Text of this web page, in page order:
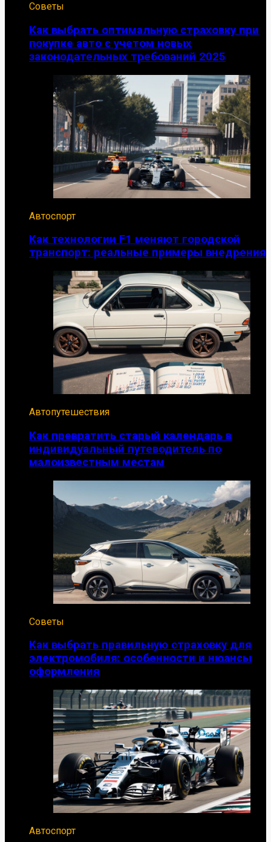
Советы
Как выбрать оптимальную страховку при
покупке авто с учетом новых
законодательных требований 2025
Автоспорт
Как технологии F1 меняют городской
транспорт: реальные примеры внедрения
Автопутешествия
Как превратить старый календарь в
индивидуальный путеводитель по
малоизвестным местам
Советы
Как выбрать правильную страховку для
электромобиля: особенности и нюансы
оформления
Автоспорт